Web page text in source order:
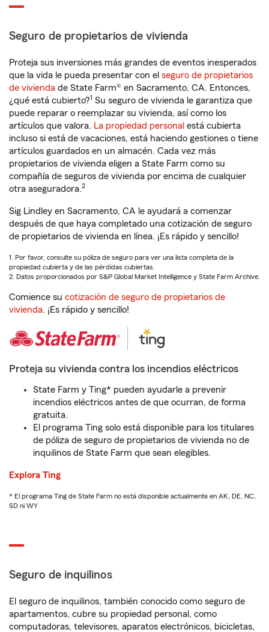
Seguro de propietarios de vivienda
Proteja sus inversiones más grandes de eventos inesperados
que la vida le pueda presentar con el seguro de propietarios
de vivienda de State Farm® en Sacramento, CA. Entonces,
¿qué está cubierto?1 Su seguro de vivienda le garantiza que
puede reparar o reemplazar su vivienda, así como los
artículos que valora. La propiedad personal está cubierta
incluso si está de vacaciones, está haciendo gestiones o tiene
artículos guardados en un almacén. Cada vez más
propietarios de vivienda eligen a State Farm como su
compañía de seguros de vivienda por encima de cualquier
otra aseguradora.2
Sig Lindley en Sacramento, CA le ayudará a comenzar
después de que haya completado una cotización de seguro
de propietarios de vivienda en línea. ¡Es rápido y sencillo!
1. Por favor, consulte su póliza de seguro para ver una lista completa de la
propiedad cubierta y de las pérdidas cubiertas.
2. Datos proporcionados por S&P Global Market Intelligence y State Farm Archive.
Comience su cotización de seguro de propietarios de
vivienda. ¡Es rápido y sencillo!
Proteja su vivienda contra los incendios eléctricos
State Farm y Ting* pueden ayudarle a prevenir
incendios eléctricos antes de que ocurran, de forma
gratuita.
El programa Ting solo está disponible para los titulares
de póliza de seguro de propietarios de vivienda no de
inquilinos de State Farm que sean elegibles.
Explora Ting
* El programa Ting de State Farm no está disponible actualmente en AK, DE, NC,
SD ni WY
Seguro de inquilinos
El seguro de inquilinos, también conocido como seguro de
apartamentos, cubre su propiedad personal, como
computadoras, televisores, aparatos electrónicos, bicicletas,